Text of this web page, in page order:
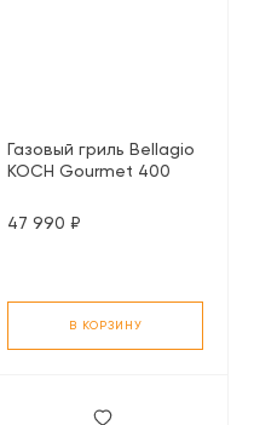
Газовый гриль Bellagio
KOCH Gourmet 400
47 990 ₽
В КОРЗИНУ